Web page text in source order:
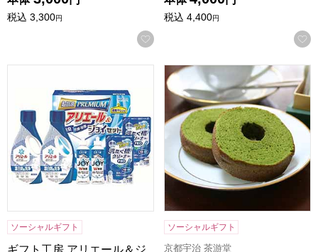
税込 3,300円
お気に入りに登録する
税込 4,400円
ギフト工房 アリエール＆ジョイセット[GAJ-30D]【年間ギフ
ソーシャルギフト
ギフト工房 アリエール＆ジ
京都宇治 茶游堂 抹茶バーム
ソーシャルギフト
京都宇治 茶游堂